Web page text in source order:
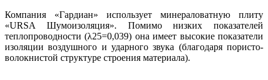
Компания «Гардиан» использует минераловатную плиту
«URSA Шумоизоляция». Помимо низких показателей
теплопроводности (λ25=0,039) она имеет высокие показатели
изоляции воздушного и ударного звука (благодаря пористо-
волокнистой структуре строения материала).